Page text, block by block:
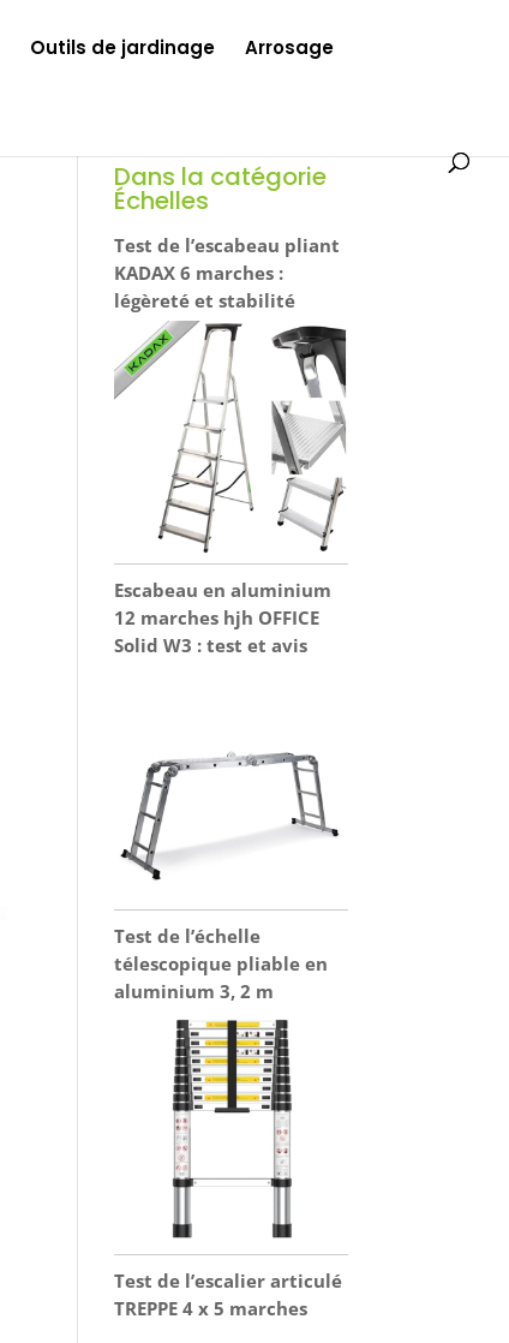
Outils de jardinage Arrosage
Dans la catégorie
Échelles
Test de l’escabeau pliant
KADAX 6 marches :
légèreté et stabilité
Escabeau en aluminium
12 marches hjh OFFICE
Solid W3 : test et avis
Test de l’échelle
télescopique pliable en
aluminium 3, 2 m
Test de l’escalier articulé
TREPPE 4 x 5 marches